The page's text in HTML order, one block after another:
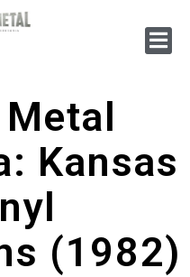
Kansas
(1982)